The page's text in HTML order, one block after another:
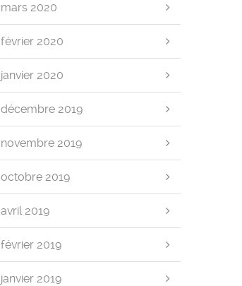
mars 2020
février 2020
janvier 2020
décembre 2019
novembre 2019
octobre 2019
avril 2019
février 2019
janvier 2019